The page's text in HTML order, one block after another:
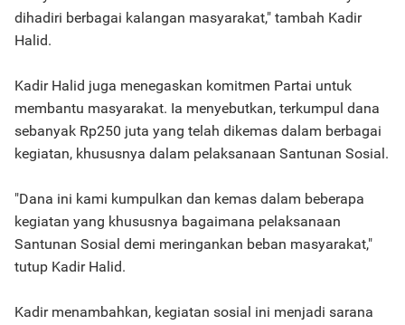
dihadiri berbagai kalangan masyarakat," tambah Kadir
Halid.
Kadir Halid juga menegaskan komitmen Partai untuk
membantu masyarakat. Ia menyebutkan, terkumpul dana
sebanyak Rp250 juta yang telah dikemas dalam berbagai
kegiatan, khususnya dalam pelaksanaan Santunan Sosial.
"Dana ini kami kumpulkan dan kemas dalam beberapa
kegiatan yang khususnya bagaimana pelaksanaan
Santunan Sosial demi meringankan beban masyarakat,"
tutup Kadir Halid.
Kadir menambahkan, kegiatan sosial ini menjadi sarana